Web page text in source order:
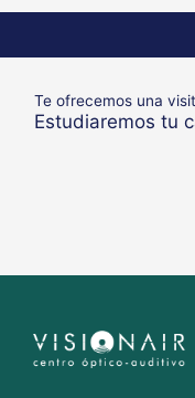
Te ofrecemos una
Estudiaremos tu